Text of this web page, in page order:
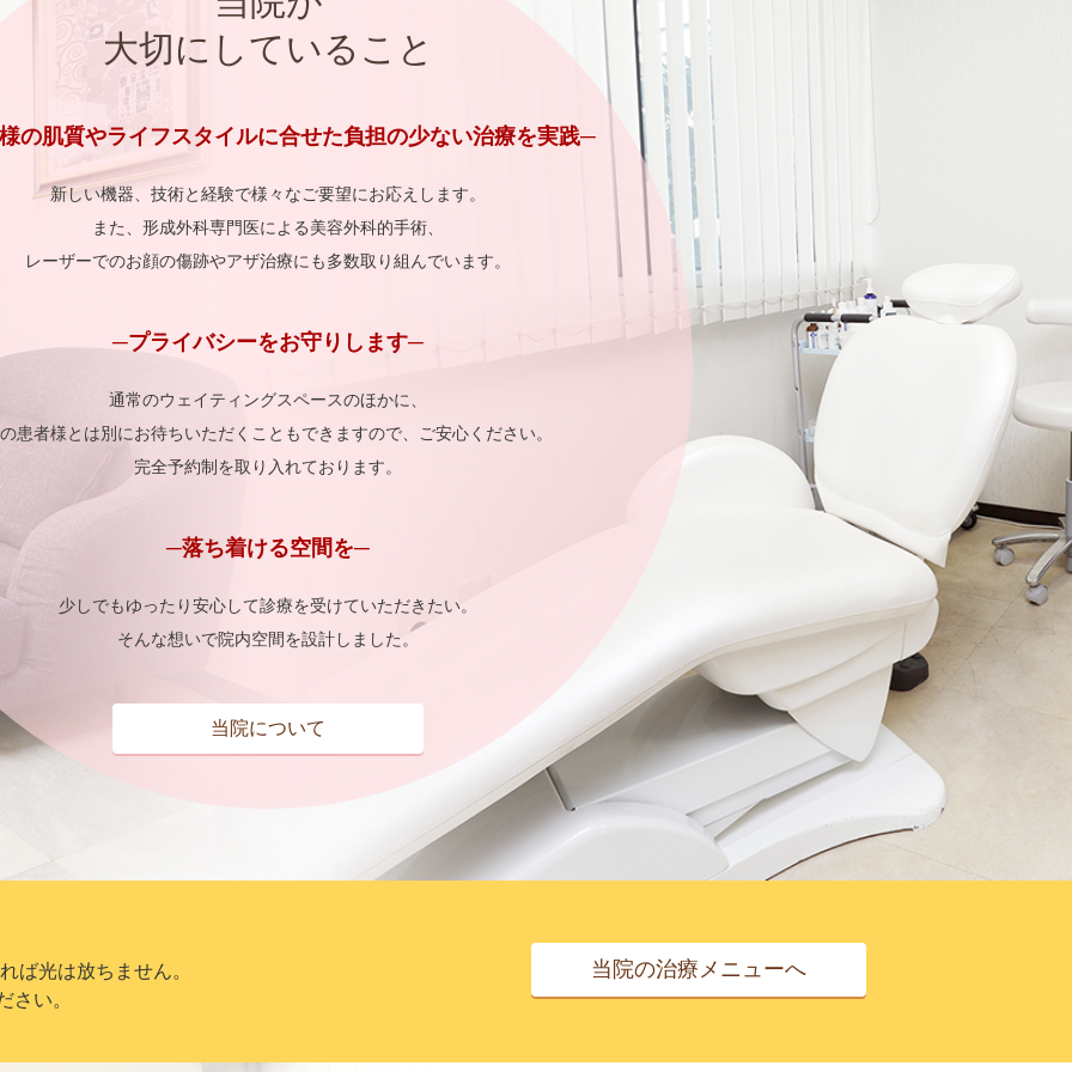
大切にしていること
の肌質やライフスタイルに合せた負担の少ない治療を実践─
新しい機器、技術と経験で様々なご要望にお応えします。
また、形成外科専門医による美容外科的手術、
レーザーでのお顔の傷跡やアザ治療にも多数取り組んでいます。
─プライバシーをお守りします─
通常のウェイティングスペースのほかに、
患者様とは別にお待ちいただくこともできますので、ご安心ください。
完全予約制を取り入れております。
─落ち着ける空間を─
少しでもゆったり安心して診療を受けていただきたい。
そんな想いで院内空間を設計しました。
当院について
ば光は放ちません。
さい。
当院の治療メニューへ